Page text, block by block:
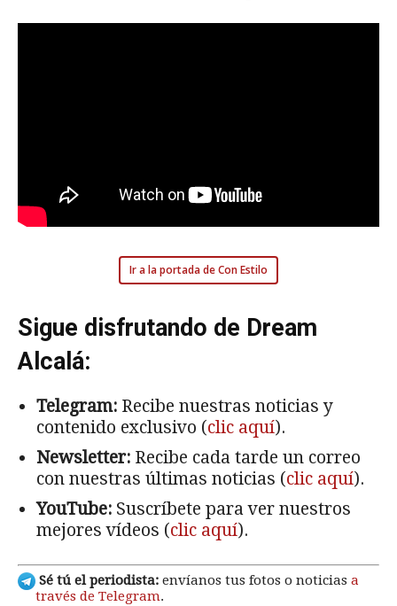
Ir a la portada de Con Estilo
Sigue disfrutando de Dream
Alcalá:
Telegram: Recibe nuestras noticias y
contenido exclusivo (clic aquí).
Newsletter: Recibe cada tarde un correo
con nuestras últimas noticias (clic aquí).
YouTube: Suscríbete para ver nuestros
mejores vídeos (clic aquí).
Sé tú el periodista: envíanos tus fotos o noticias a
través de Telegram.